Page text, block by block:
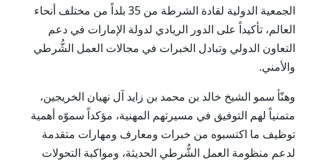
الجمعية الدولية لقادة الشرطة من 35 بلداً من مختلف أنحاء
العالم، تأكيداً على الدور الريادي لدولة الإمارات في دعم
التعاون الدولي وتبادل الخبرات في مجالات العمل الشُّرطي
والأمني.
وهنّأ سمو الشيخ خالد بن محمد بن زايد آل نهيان الخريجين،
متمنياً لهم التوفيق في مسيرتهم المهنية، مؤكداً سموّه أهمية
توظيف ما اكتسبوه من خبرات ومعارف ومهارات متقدمة
لدعم منظومة العمل الشُّرطي الحديثة، ومواكبة التحولات